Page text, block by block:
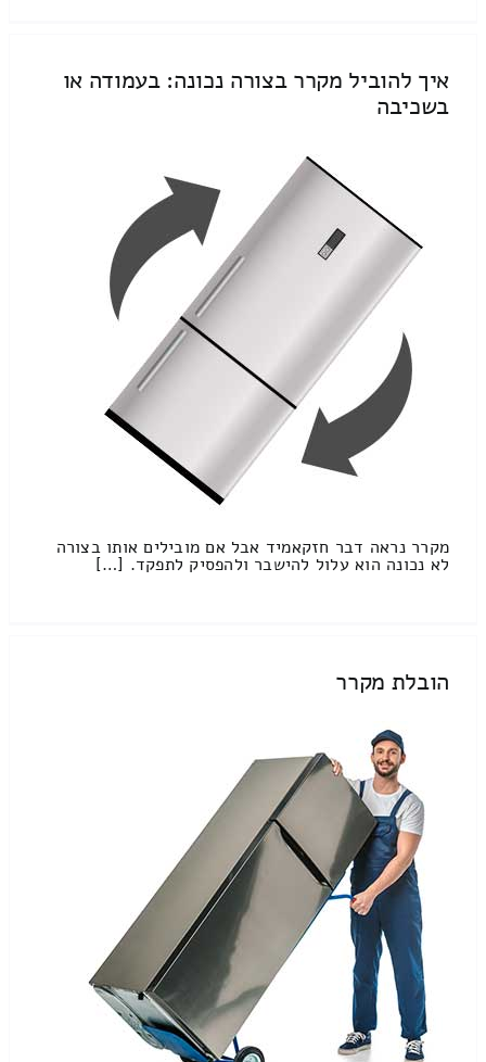
איך להוביל מקרר בצורה נכונה: בעמודה או
בשכיבה
מקרר נראה דבר חזקאמיד אבל אם מובילים אותו בצורה
לא נכונה הוא עלול להישבר ולהפסיק לתפקד. […]
הובלת מקרר